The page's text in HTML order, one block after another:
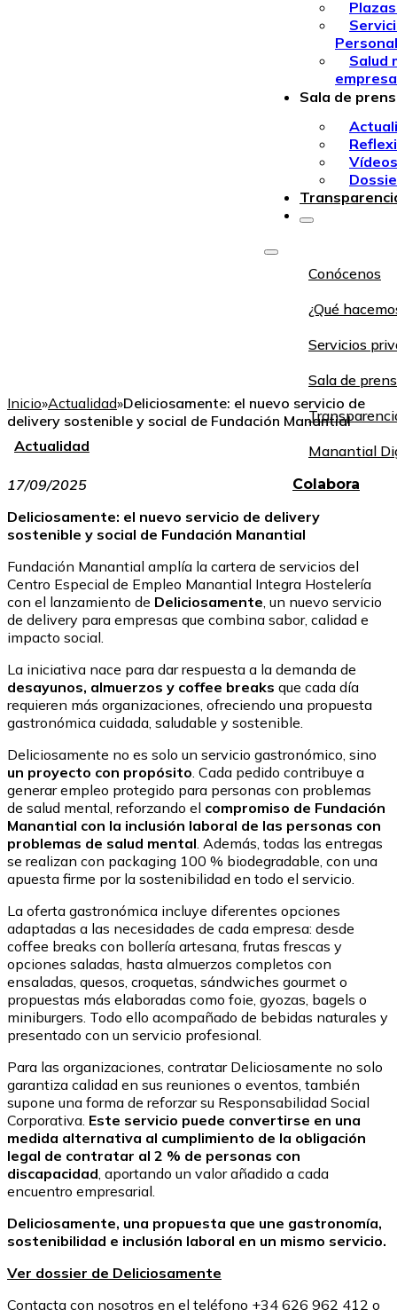
Personal
Salud
empresa
Sala de
Vídeos
Conócenos
¿Qué
Servicios
Sala de
Manantial
Colabora
Inicio»Actualidad»Deliciosamente: el nuevo servicio de
delivery sostenible y social de Fundación Manantial
Actualidad
17/09/2025
Deliciosamente: el nuevo servicio de delivery
sostenible y social de Fundación Manantial
Fundación Manantial amplía la cartera de servicios del
Centro Especial de Empleo Manantial Integra Hostelería
con el lanzamiento de Deliciosamente, un nuevo servicio
de delivery para empresas que combina sabor, calidad e
impacto social.
La iniciativa nace para dar respuesta a la demanda de
desayunos, almuerzos y coffee breaks que cada día
requieren más organizaciones, ofreciendo una propuesta
gastronómica cuidada, saludable y sostenible.
Deliciosamente no es solo un servicio gastronómico, sino
un proyecto con propósito. Cada pedido contribuye a
generar empleo protegido para personas con problemas
de salud mental, reforzando el compromiso de Fundación
Manantial con la inclusión laboral de las personas con
problemas de salud mental. Además, todas las entregas
se realizan con packaging 100 % biodegradable, con una
apuesta firme por la sostenibilidad en todo el servicio.
La oferta gastronómica incluye diferentes opciones
adaptadas a las necesidades de cada empresa: desde
coffee breaks con bollería artesana, frutas frescas y
opciones saladas, hasta almuerzos completos con
ensaladas, quesos, croquetas, sándwiches gourmet o
propuestas más elaboradas como foie, gyozas, bagels o
miniburgers. Todo ello acompañado de bebidas naturales y
presentado con un servicio profesional.
Para las organizaciones, contratar Deliciosamente no solo
garantiza calidad en sus reuniones o eventos, también
supone una forma de reforzar su Responsabilidad Social
Corporativa. Este servicio puede convertirse en una
medida alternativa al cumplimiento de la obligación
legal de contratar al 2 % de personas con
discapacidad, aportando un valor añadido a cada
encuentro empresarial.
Deliciosamente, una propuesta que une gastronomía,
sostenibilidad e inclusión laboral en un mismo servicio.
Ver dossier de Deliciosamente
Contacta con nosotros en el teléfono +34 626 962 412 o